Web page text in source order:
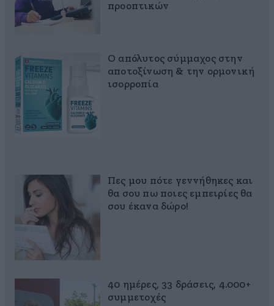
προοπτικών
Ο απόλυτος σύμμαχος στην
αποτοξίνωση & την ορμονική
ισορροπία
Πες μου πότε γεννήθηκες και
θα σου πω ποιες εμπειρίες θα
σου έκανα δώρο!
40 ημέρες, 33 δράσεις, 4.000+
συμμετοχές